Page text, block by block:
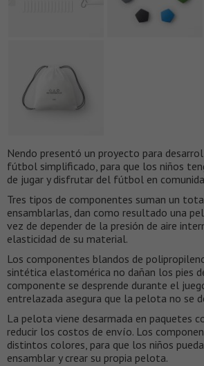
Nendo presentó un proyecto para
fútbol simplificado, para que los niños
de jugar y disfrutar del fútbol en
Tres tipos de componentes suman un
ensamblarlas, dan como resultado una
vez de depender de la presión de aire
elasticidad de su material.
Los componentes blandos de
sintética elastomérica no dañan los pies
componente se desprende durante el
entrelazada asegura que la pelota no se
La pelota viene desarmada en paquetes
reducir los costos de envío. Los
distintos colores, para que los niños
ensamblar y crear su propia pelota.